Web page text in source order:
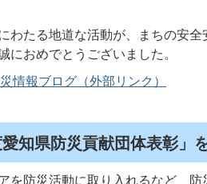
わたる地道な活動が、まちの安
におめでとうございました。
情報ブログ（外部リンク）
愛知県防災貢献団体表彰」
を防災活動に取り入れるなど、